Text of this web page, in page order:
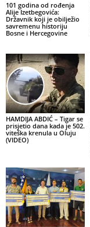
101 godina od rođenja
Alije Izetbegovića:
Državnik koji je obilježio
savremenu historiju
Bosne i Hercegovine
HAMDIJA ABDIĆ – Tigar se
prisjetio dana kada je 502.
viteška krenula u Oluju
(VIDEO)